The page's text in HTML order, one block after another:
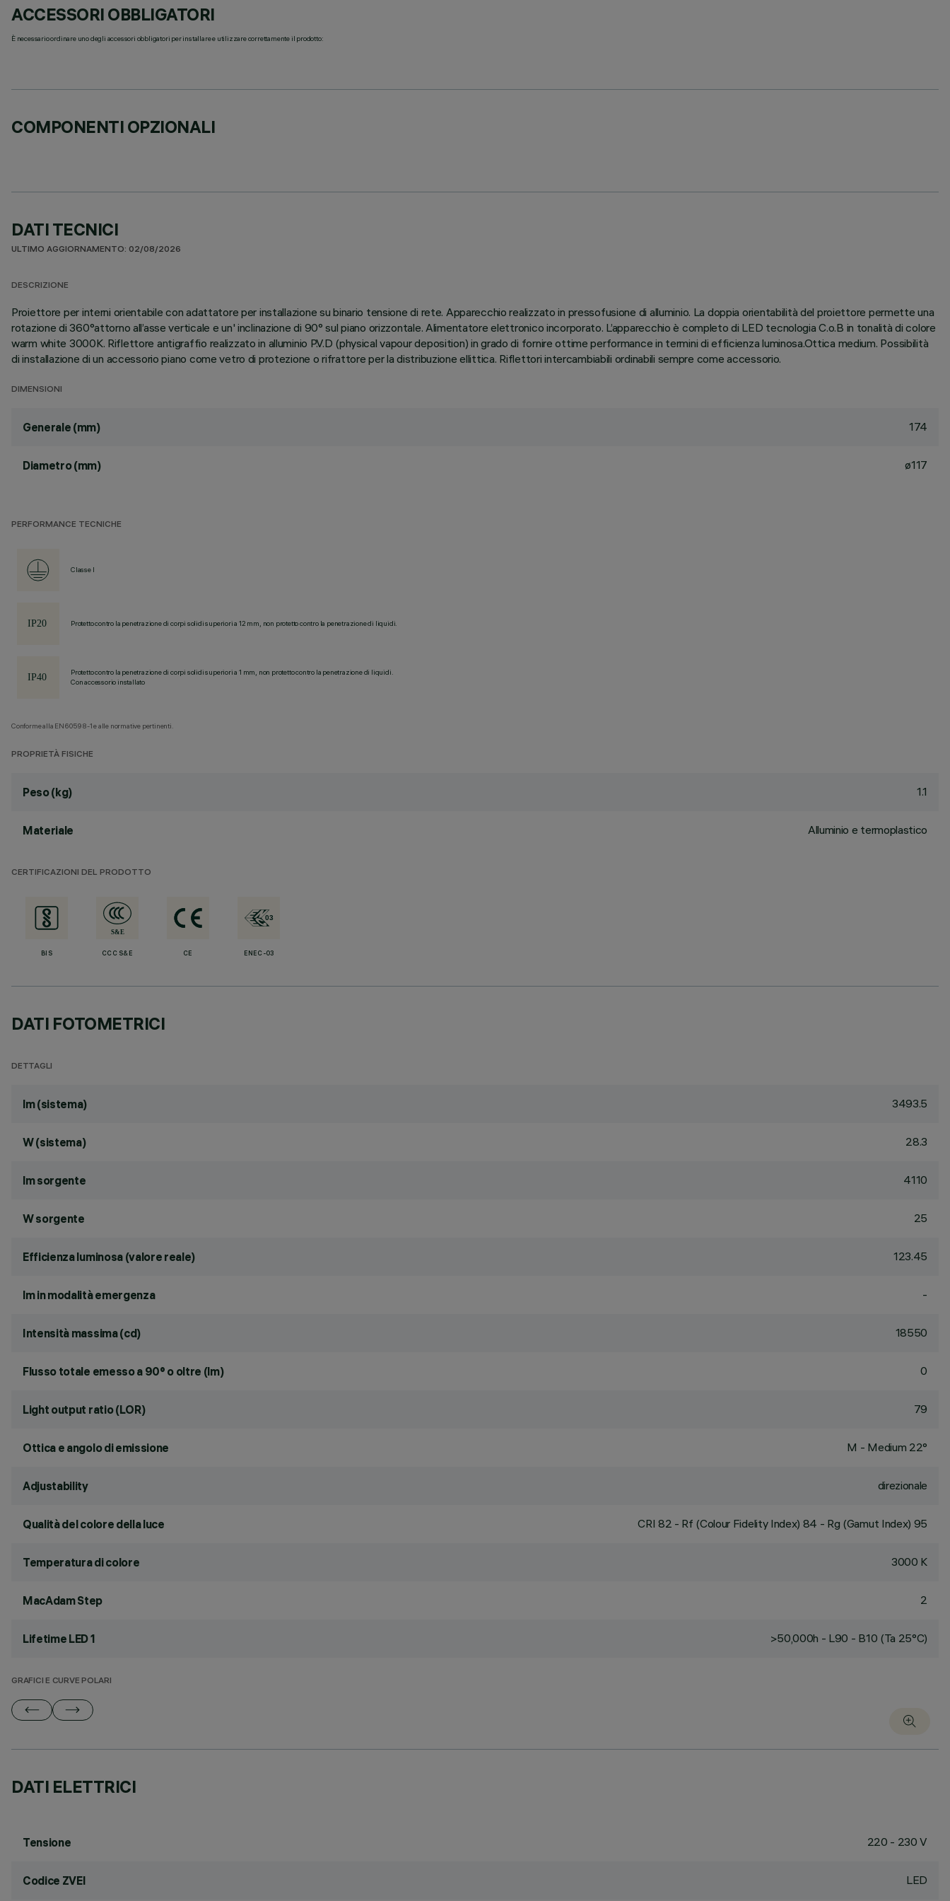
ACCESSORI OBBLIGATORI
È necessario ordinare uno degli accessori obbligatori per installare e utilizzare correttamente il prodotto:
COMPONENTI OPZIONALI
DATI TECNICI
ULTIMO AGGIORNAMENTO: 02/08/2026
DESCRIZIONE
Proiettore per interni orientabile con adattatore per installazione su binario tensione di rete. Apparecchio realizzato in pressofusione di alluminio. La doppia orientabilità del proiettore permette una
rotazione di 360°attorno all’asse verticale e un' inclinazione di 90° sul piano orizzontale. Alimentatore elettronico incorporato. L’apparecchio è completo di LED tecnologia C.o.B in tonalità di colore
warm white 3000K. Riflettore antigraffio realizzato in alluminio P.V.D (physical vapour deposition) in grado di fornire ottime performance in termini di efficienza luminosa.Ottica medium. Possibilità
di installazione di un accessorio piano come vetro di protezione o rifrattore per la distribuzione ellittica. Riflettori intercambiabili ordinabili sempre come accessorio.
DIMENSIONI
Generale (mm) 174
Diametro (mm) ø117
PERFORMANCE TECNICHE
Classe I
Protetto contro la penetrazione di corpi solidi superiori a 12 mm, non protetto contro la penetrazione di liquidi.
Protetto contro la penetrazione di corpi solidi superiori a 1 mm, non protetto contro la penetrazione di liquidi.
Con accessorio installato
Conforme alla EN60598-1 e alle normative pertinenti.
PROPRIETÀ FISICHE
Peso (kg) 1.1
Materiale Alluminio e termoplastico
CERTIFICAZIONI DEL PRODOTTO
BIS CCC S&E CE ENEC-03
DATI FOTOMETRICI
DETTAGLI
lm (sistema) 3493.5
W (sistema) 28.3
lm sorgente 4110
W sorgente 25
Efficienza luminosa (valore reale) 123.45
lm in modalità emergenza -
Intensità massima (cd) 18550
Flusso totale emesso a 90° o oltre (lm) 0
Light output ratio (LOR) 79
Ottica e angolo di emissione M - Medium 22°
Adjustability direzionale
Qualità del colore della luce CRI 82 - Rf (Colour Fidelity Index) 84 - Rg (Gamut Index) 95
Temperatura di colore 3000 K
MacAdam Step 2
Lifetime LED 1 >50,000h - L90 - B10 (Ta 25°C)
GRAFICI E CURVE POLARI
DATI ELETTRICI
Tensione 220 - 230 V
Codice ZVEI LED